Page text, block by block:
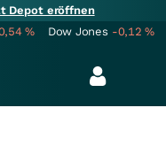
Depot eröffnen
% Dow Jones -0,12%